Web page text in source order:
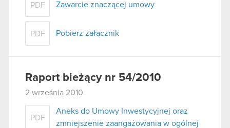
PDF Zawarcie znaczącej umowy
PDF Pobierz załącznik
Raport bieżący nr 54/2010
2 września 2010
PDF
Aneks do Umowy Inwestycyjnej oraz
zmniejszenie zaangażowania w ogólnej